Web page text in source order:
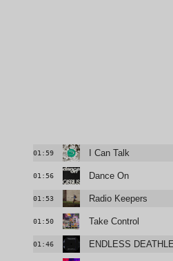
01:59 I Can Talk
01:56 Dance On
01:53 Radio Keepers
01:50 Take Control
01:46 ENDLESS